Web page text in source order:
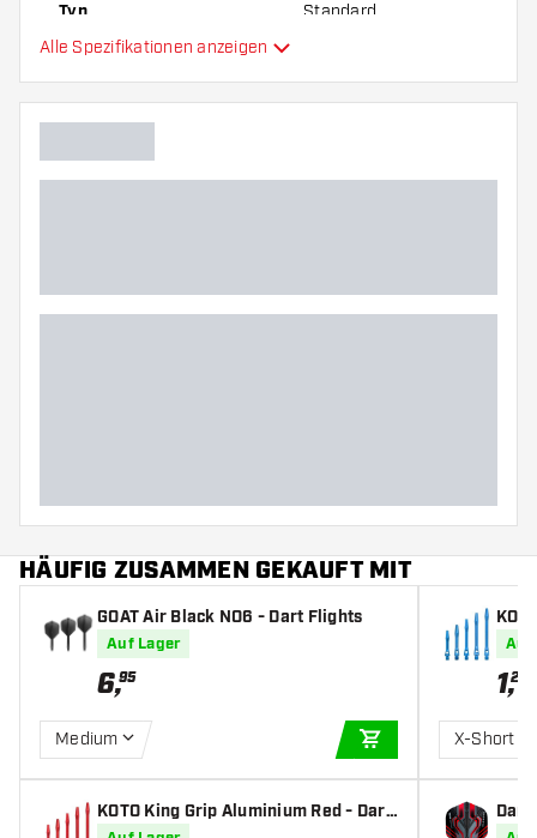
Typ Standard
Zusätzliche Farben
Alle Spezifikationen anzeigen
HÄUFIG ZUSAMMEN GEKAUFT MIT
GOAT Air Black NO6 - Dart Flights
Auf Lager
6,95
Medium
IN DEN
KOTO King Grip Aluminium Red - Dart
Auf
1,20
X-Short